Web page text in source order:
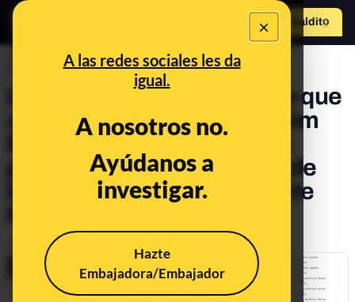
×
A las redes sociales les da
igual.
A nosotros no.
Ayúdanos a
investigar.
Hazte
Embajadora/Embajador
Hazte Maldito
La teoría de la conspiración que
acusa al magistrado Joaquim
Bosch de tener cuentas en
paraísos fiscales: es parte de
los montajes del ‘Expediente
Publicado el